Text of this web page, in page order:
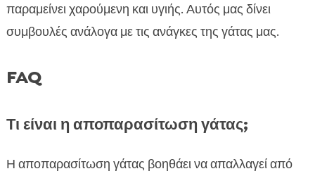
παραμείνει χαρούμενη και υγιής. Αυτός μας δίνει
συμβουλές ανάλογα με τις ανάγκες της γάτας μας.
FAQ
Τι είναι η αποπαρασίτωση γάτας;
Η αποπαρασίτωση γάτας βοηθάει να απαλλαγεί από